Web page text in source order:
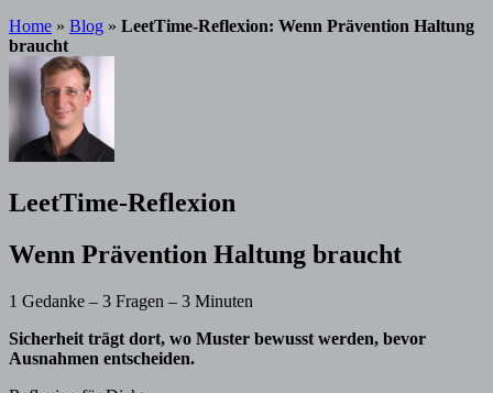
Home » Blog » LeetTime-Reflexion: Wenn Prävention Haltung
braucht
LeetTime-Reflexion
Wenn Prävention Haltung braucht
1 Gedanke – 3 Fragen – 3 Minuten
Sicherheit trägt dort, wo Muster bewusst werden, bevor
Ausnahmen entscheiden.